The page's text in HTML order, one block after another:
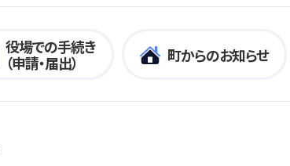
役場での手続き
（申請・届出）
町からのお知らせ